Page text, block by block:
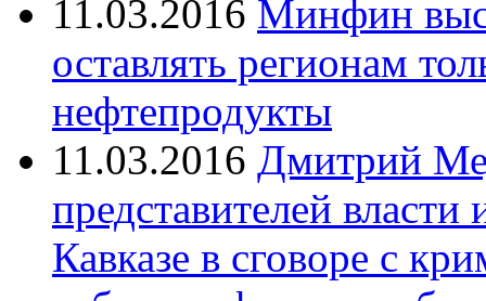
11.03.2016 Минфин
оставлять регионам
нефтепродукты
11.03.2016 Дмитрий
представителей
Кавказе в сговоре с